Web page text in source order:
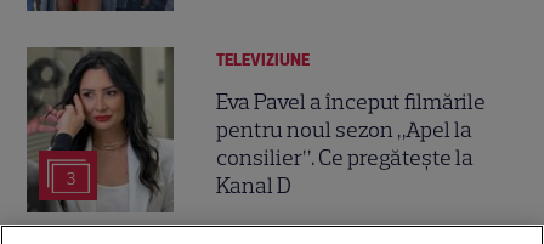
3
TELEVIZIUNE
Eva Pavel a început filmările
pentru noul sezon „Apel la
consilier”. Ce pregătește la
Kanal D